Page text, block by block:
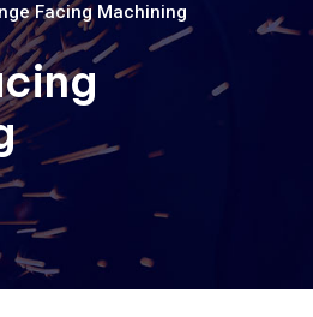
Facing Machining